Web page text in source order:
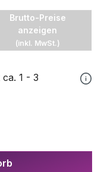
Brutto-Preise
anzeigen
(inkl. MwSt.)
1 - 3